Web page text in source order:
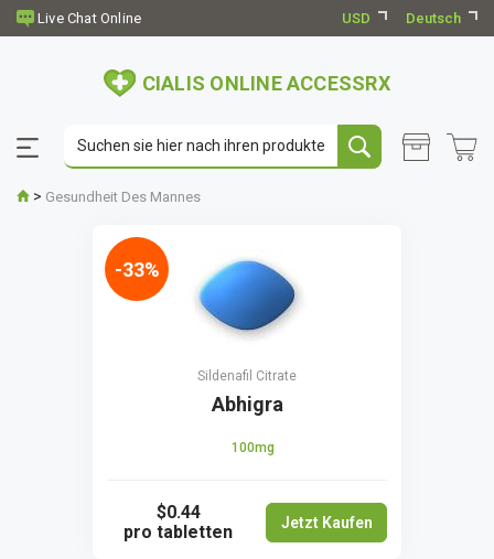
USD Deutsch
CIALIS ONLINE ACCESSRX
> Gesundheit Des Mannes
Sildenafil Citrate
Abhigra
100mg
$0.44
pro tabletten
Jetzt Kaufen
-33%